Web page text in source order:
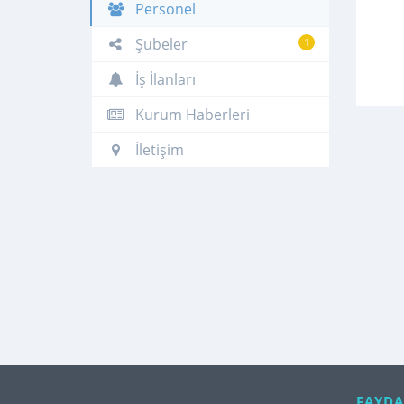
Personel
1
Şubeler
İş İlanları
Kurum Haberleri
İletişim